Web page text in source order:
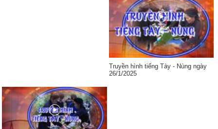
Truyền hình tiếng Tày - Nùng ngày
26/1/2025